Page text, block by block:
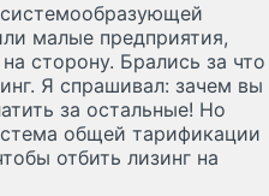
малые предприятия,
сторону. Брались за что
Я спрашивал: зачем вы
за остальные! Но
общей тарификации
отбить лизинг на